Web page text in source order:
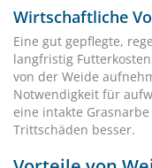
Wirtschaftliche
Eine gut gepflegte,
langfristig
von der Weide
Notwendigkeit für
eine intakte
Trittschäden besser.